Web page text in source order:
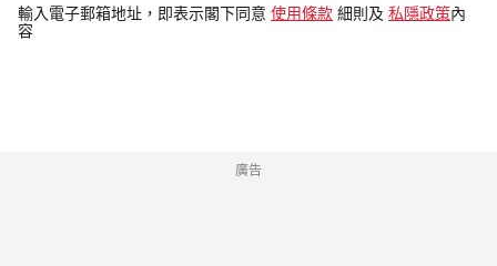
電
郵
輸入電子郵箱地址，即表示閣下同意 使用條款 細則及 私隱政策內
容
廣告